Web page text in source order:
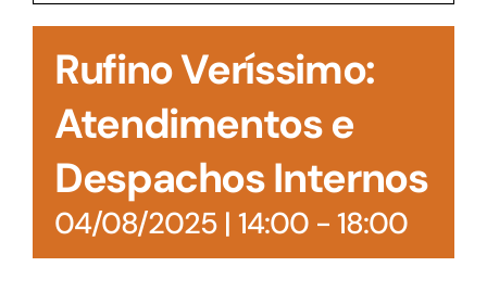
Rufino Veríssimo:
Atendimentos e
Despachos Internos
04/08/2025 | 14:00- 18:00